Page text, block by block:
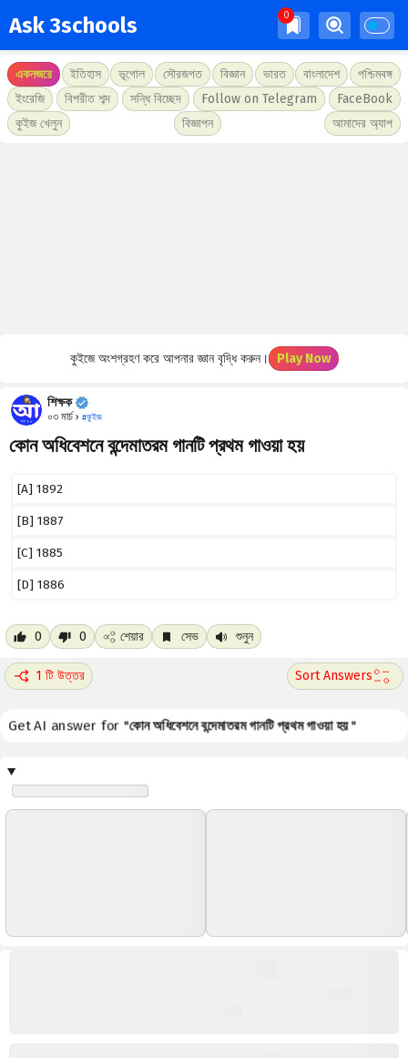
Ask 3schools
একনজরে ইতিহাস ভূগোল সৌরজগত বিজ্ঞান ভারত বাংলাদেশ
পশ্চিমবঙ্গ
ইংরেজি
বিপরীত শব্দ সন্ধি বিচ্ছেদ Follow on Telegram
FaceBook
কুইজ খেলুন
বিজ্ঞাপন আমাদের অ্যাপ
কুইজে অংশগ্রহণ করে আপনার জ্ঞান বৃদ্ধি করুন। Play Now
শিক্ষক
০৩ মার্চ › #কুইজ
কোন অধিবেশনে বন্দেমাতরম গানটি প্রথম গাওয়া হয়
[A] 1892
[B] 1887
[C] 1885
[D] 1886
0 0 শেয়ার সেভ শুনুন
1 টি উত্তর
Get AI answer for "কোন অধিবেশনে বন্দেমাতরম গানটি প্রথম গাওয়া হয়"